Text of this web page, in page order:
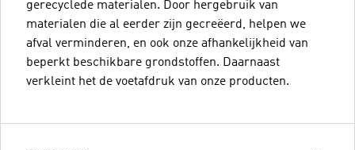
gerecyclede materialen. Door hergebruik van
materialen die al eerder zijn gecreëerd, helpen we
afval verminderen, en ook onze afhankelijkheid van
beperkt beschikbare grondstoffen. Daarnaast
verkleint het de voetafdruk van onze producten.